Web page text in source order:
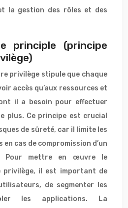
la gestion des rôles et des
principle (principe
privilège stipule que chaque
accès qu’aux ressources et
il a besoin pour effectuer
plus. Ce principe est crucial
de sûreté, car il limite les
cas de compromission d’un
Pour mettre en œuvre le
privilège, il est important de
de segmenter les
les applications. La